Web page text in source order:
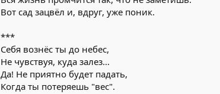
Вот сад зацвёл и, вдруг, уже поник.
***
Себя вознёс ты до небес,
Не чувствуя, куда залез…
Да! Не приятно будет падать,
Когда ты потеряешь "вес".